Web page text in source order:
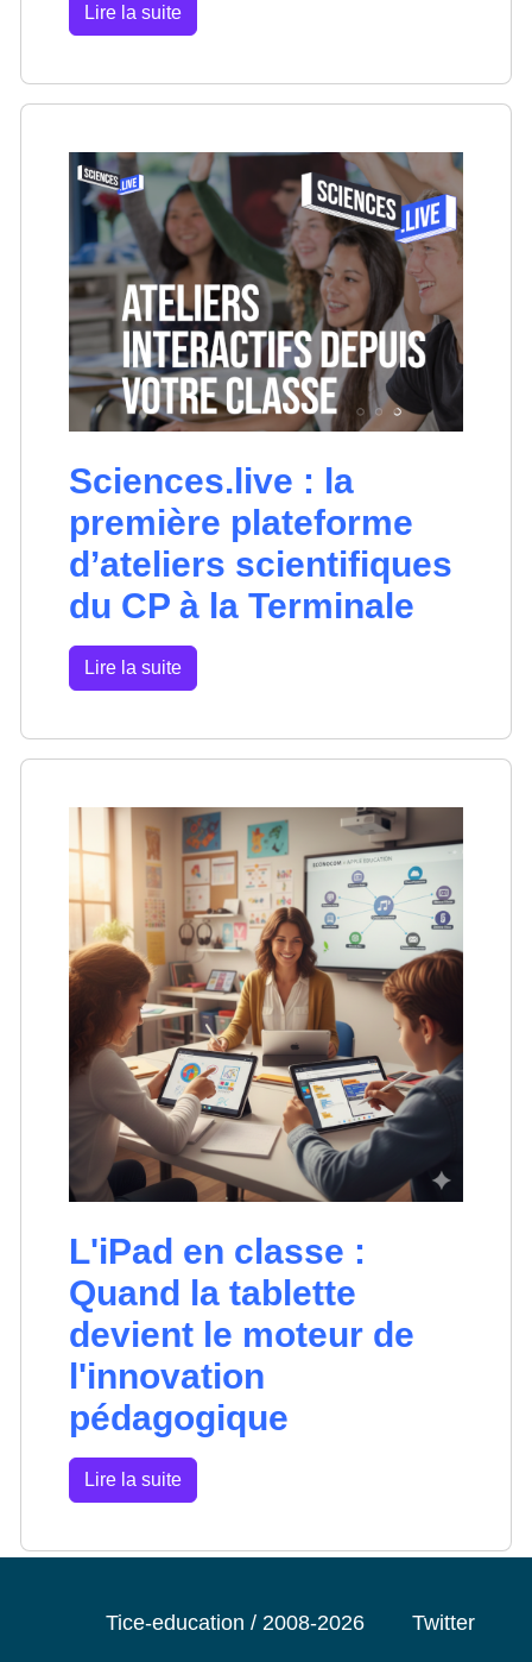
Lire la suite
Sciences.live : la
première plateforme
d’ateliers scientifiques
du CP à la Terminale
Lire la suite
L'iPad en classe :
Quand la tablette
devient le moteur de
l'innovation
pédagogique
Lire la suite
Tice-education / 2008-2026
Twitter